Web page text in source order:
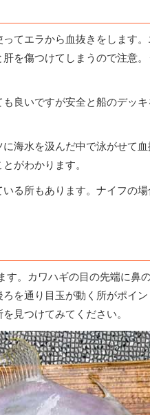
てエラから血抜きをします
を傷つけてしまうので注意
良いですが安全と船のデッ
海水を汲んだ中で泳がせて
がわかります。
る所もあります。ナイフの
。カワハギの目の先端に鼻
を通り目玉が動く所がポイ
見つけてみてください。